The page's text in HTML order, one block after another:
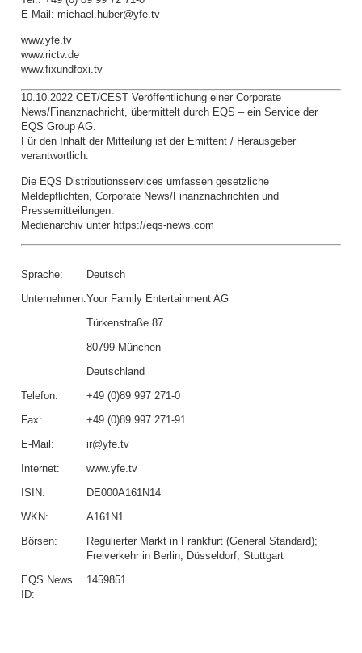
E-Mail: michael.huber@yfe.tv
www.yfe.tv
www.rictv.de
www.fixundfoxi.tv
10.10.2022 CET/CEST Veröffentlichung einer Corporate
News/Finanznachricht, übermittelt durch EQS – ein Service der
EQS Group AG.
Für den Inhalt der Mitteilung ist der Emittent / Herausgeber
verantwortlich.
Die EQS Distributionsservices umfassen gesetzliche
Meldepflichten, Corporate News/Finanznachrichten und
Pressemitteilungen.
Medienarchiv unter https://eqs-news.com
Sprache: Deutsch
Unternehmen:Your Family Entertainment AG
Türkenstraße 87
80799 München
Deutschland
Telefon: +49 (0)89 997 271-0
Fax: +49 (0)89 997 271-91
E-Mail: ir@yfe.tv
Internet: www.yfe.tv
ISIN: DE000A161N14
WKN: A161N1
Börsen:
Regulierter Markt in Frankfurt (General Standard);
Freiverkehr in Berlin, Düsseldorf, Stuttgart
EQS News
ID:
1459851